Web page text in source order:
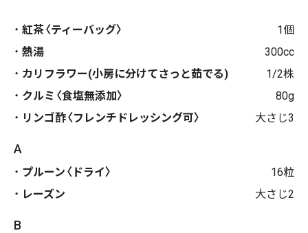
紅茶〈ティーバッグ〉
1個
熱湯
300cc
カリフラワー(小房に分けてさっと茹でる)
1/2株
クルミ〈食塩無添加〉
80g
リンゴ酢〈フレンチドレッシング可〉
大さじ3
A
プルーン〈ドライ〉
16粒
レーズン
大さじ2
B